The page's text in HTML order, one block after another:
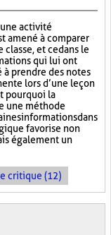
activité
amené à comparer
et ce dans le
qui lui ont
prendre des notes
lors d’une leçon
pourquoi la
une méthode
informations dans
favorise non
également un
critique (12)